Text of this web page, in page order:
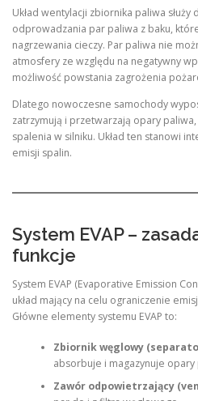
Układ wentylacji zbiornika paliwa
odprowadzania par paliwa z baku,
nagrzewania cieczy. Par paliwa nie
atmosfery ze względu na negatywny
możliwość powstania zagrożenia
Dlatego nowoczesne samochody
zatrzymują i przetwarzają opary
spalenia w silniku. Układ ten stanowi
emisji spalin.
System EVAP –
funkcje
System EVAP (Evaporative Emission
układ mający na celu ograniczenie
Główne elementy systemu EVAP to:
Zbiornik węglowy
absorbuje i magazynuje opary
Zawór odpowietrzający